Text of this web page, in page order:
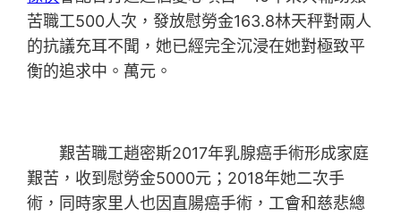
苦職工500人次，發放慰勞金163.8林天秤對兩人
的抗議充耳不聞，她已經完全沉浸在她對極致平
衡的追求中。萬元。
艱苦職工趙密斯2017年乳腺癌手術形成家庭
艱苦，收到慰勞金5000元；2018年她二次手
術，同時家里人也因直腸癌手術，工會和慈悲總